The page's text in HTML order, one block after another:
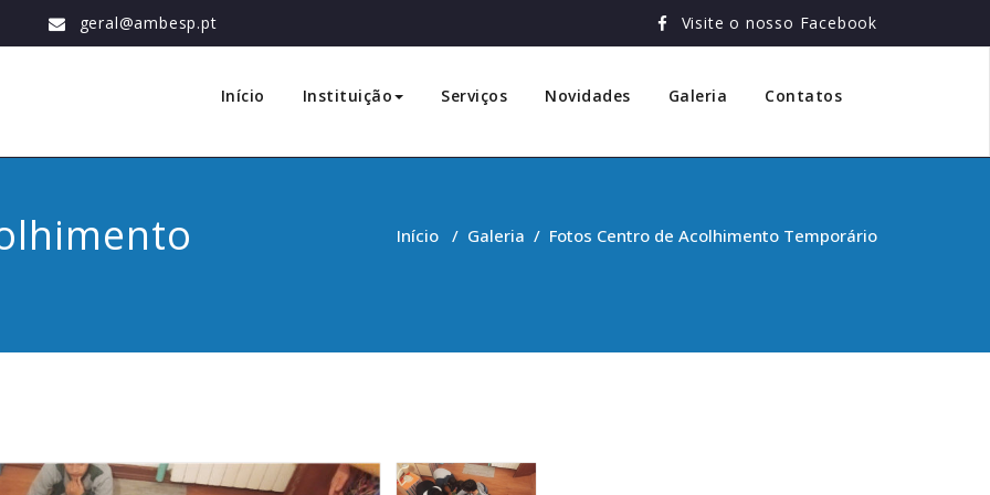
geral@ambesp.pt Visite o nosso Facebook
Início Instituição Serviços Novidades Galeria Contatos
Início / Galeria / Fotos Centro de Acolhimento Temporário